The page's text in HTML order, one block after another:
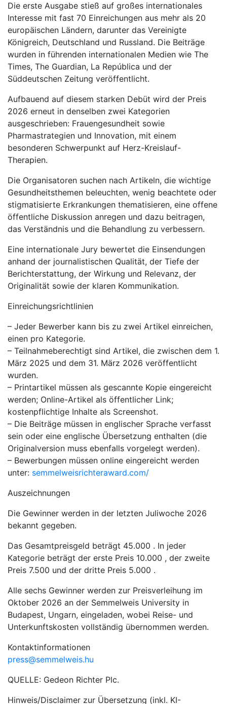
Die erste Ausgabe stieß auf großes internationales
Interesse mit fast 70 Einreichungen aus mehr als 20
europäischen Ländern, darunter das Vereinigte
Königreich, Deutschland und Russland. Die Beiträge
wurden in führenden internationalen Medien wie The
Times, The Guardian, La República und der
Süddeutschen Zeitung veröffentlicht.
Aufbauend auf diesem starken Debüt wird der Preis
2026 erneut in denselben zwei Kategorien
ausgeschrieben: Frauengesundheit sowie
Pharmastrategien und Innovation, mit einem
besonderen Schwerpunkt auf Herz-Kreislauf-
Therapien.
Die Organisatoren suchen nach Artikeln, die wichtige
Gesundheitsthemen beleuchten, wenig beachtete oder
stigmatisierte Erkrankungen thematisieren, eine offene
öffentliche Diskussion anregen und dazu beitragen,
das Verständnis und die Behandlung zu verbessern.
Eine internationale Jury bewertet die Einsendungen
anhand der journalistischen Qualität, der Tiefe der
Berichterstattung, der Wirkung und Relevanz, der
Originalität sowie der klaren Kommunikation.
Einreichungsrichtlinien
– Jeder Bewerber kann bis zu zwei Artikel einreichen,
einen pro Kategorie.
– Teilnahmeberechtigt sind Artikel, die zwischen dem 1.
März 2025 und dem 31. März 2026 veröffentlicht
wurden.
– Printartikel müssen als gescannte Kopie eingereicht
werden; Online-Artikel als öffentlicher Link;
kostenpflichtige Inhalte als Screenshot.
– Die Beiträge müssen in englischer Sprache verfasst
sein oder eine englische Übersetzung enthalten (die
Originalversion muss ebenfalls vorgelegt werden).
– Bewerbungen müssen online eingereicht werden
unter: semmelweisrichteraward.com/
Auszeichnungen
Die Gewinner werden in der letzten Juliwoche 2026
bekannt gegeben.
Das Gesamtpreisgeld beträgt 45.000 . In jeder
Kategorie beträgt der erste Preis 10.000 , der zweite
Preis 7.500 und der dritte Preis 5.000 .
Alle sechs Gewinner werden zur Preisverleihung im
Oktober 2026 an der Semmelweis University in
Budapest, Ungarn, eingeladen, wobei Reise- und
Unterkunftskosten vollständig übernommen werden.
Kontaktinformationen
press@semmelweis.hu
QUELLE: Gedeon Richter Plc.
Hinweis/Disclaimer zur Übersetzung (inkl. KI-